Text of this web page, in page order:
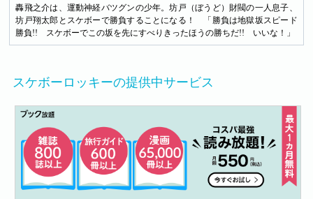
轟飛之介は、運動神経バツグンの少年。坊戸（ぼうど）財閥の一人息子、
坊戸翔太郎とスケボーで勝負することになる！ 「勝負は地獄坂スピード
勝負!! スケボーでこの坂を先にすべりきったほうの勝ちだ!! いいな！」
スケボーロッキーの提供中サービス